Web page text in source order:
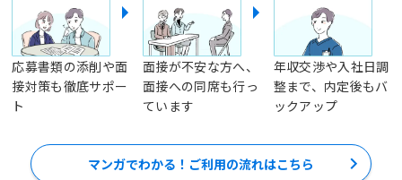
応募書類の添削や面
接対策も徹底サポー
ト
面接が不安な方へ、
面接への同席も行っ
ています
年収交渉や入社日調
整まで、内定後もバ
ックアップ
マンガでわかる！ご利用の流れはこちら